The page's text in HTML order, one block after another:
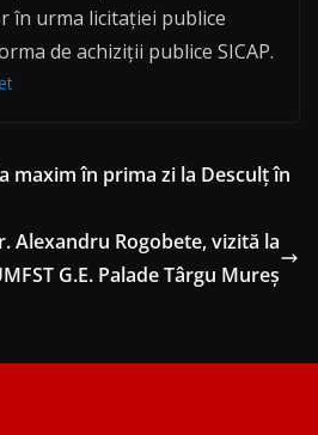
în urma licitației publice
de achiziții publice SICAP.
maxim în prima zi la Desculț în
Alexandru Rogobete, vizită la
G.E. Palade Târgu Mureș